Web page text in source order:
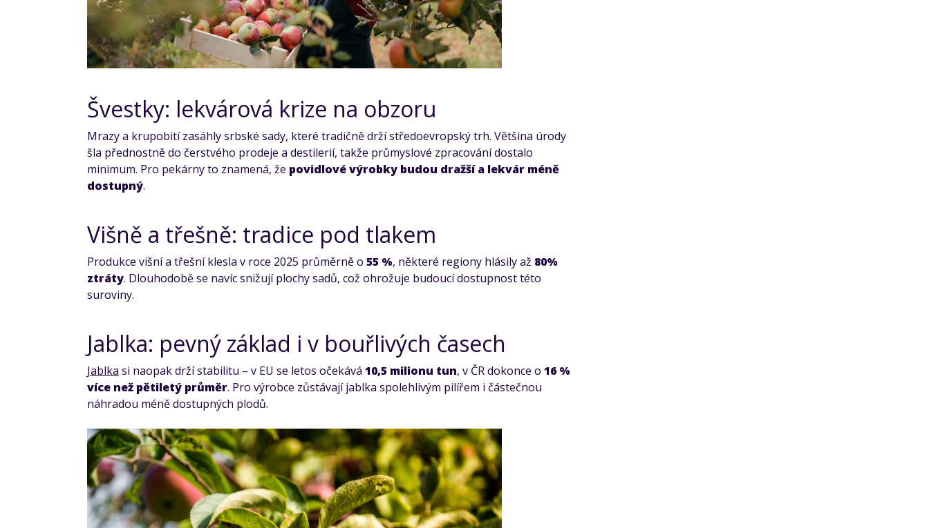
Švestky: lekvárová krize na obzoru
Mrazy a krupobití zasáhly srbské sady, které tradičně drží středoevropský trh. Většina úrody
šla přednostně do čerstvého prodeje a destilerií, takže průmyslové zpracování dostalo
minimum. Pro pekárny to znamená, že povidlové výrobky budou dražší a lekvár méně
dostupný.
Višně a třešně: tradice pod tlakem
Produkce višní a třešní klesla v roce 2025 průměrně o 55 %, některé regiony hlásily až 80%
ztráty. Dlouhodobě se navíc snižují plochy sadů, což ohrožuje budoucí dostupnost této
suroviny.
Jablka: pevný základ i v bouřlivých časech
Jablka si naopak drží stabilitu – v EU se letos očekává 10,5 milionu tun, v ČR dokonce o 16 %
více než pětiletý průměr. Pro výrobce zůstávají jablka spolehlivým pilířem i částečnou
náhradou méně dostupných plodů.